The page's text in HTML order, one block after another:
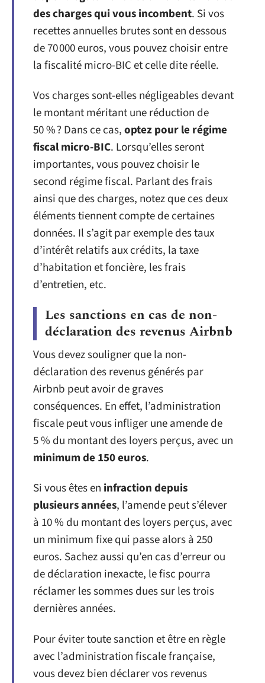
des charges qui vous incombent. Si vos
recettes annuelles brutes sont en dessous
de 70 000 euros, vous pouvez choisir entre
la fiscalité micro-BIC et celle dite réelle.
Vos charges sont-elles négligeables devant
le montant méritant une réduction de
50 % ? Dans ce cas,optez pour le régime
fiscal micro-BIC. Lorsqu’elles seront
importantes, vous pouvez choisir le
second régime fiscal. Parlant des frais
ainsi que des charges, notez que ces deux
éléments tiennent compte de certaines
données. Il s’agit par exemple des taux
d’intérêt relatifs aux crédits, la taxe
d’habitation et foncière, les frais
d’entretien, etc.
Les sanctions en cas de non-
déclaration des revenus Airbnb
Vous devez souligner que la non-
déclaration des revenus générés par
Airbnb peut avoir de graves
conséquences. En effet, l’administration
fiscale peut vous infliger une amende de
5 % du montant des loyers perçus, avec un
minimum de 150 euros.
Si vous êtes en infraction depuis
plusieurs années, l’amende peut s’élever
à 10 % du montant des loyers perçus, avec
un minimum fixe qui passe alors à 250
euros. Sachez aussi qu’en cas d’erreur ou
de déclaration inexacte, le fisc pourra
réclamer les sommes dues sur les trois
dernières années.
Pour éviter toute sanction et être en règle
avec l’administration fiscale française,
vous devez bien déclarer vos revenus